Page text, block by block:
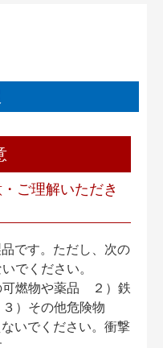
ご理解いただき
です。ただし、次の
でください。
燃物や薬品 ２）鉄
）その他危険物
いでください。衝撃